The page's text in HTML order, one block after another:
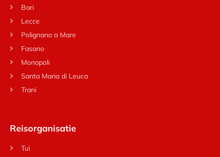
Bari
Lecce
Polignano a Mare
Fasano
Monopoli
Santa Maria di Leuca
Trani
Reisorganisatie
Tui